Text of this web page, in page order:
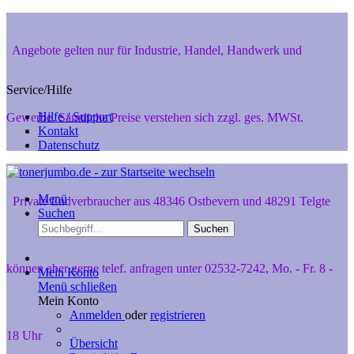
Angebote gelten nur für Industrie, Handel, Handwerk und
Gewerbe. Sämtliche Preise verstehen sich zzgl. ges. MWSt.
Private Endverbraucher aus 48346 Ostbevern und 48291 Telgte
können aber gerne telef. anfragen unter 02532-7242, Mo. - Fr. 8 -
18 Uhr
Service/Hilfe
Hilfe / Support
Kontakt
Datenschutz
Menü
Suchen
Suchen
Mein Konto
Menü schließen
Mein Konto
Anmelden oderregistrieren
Übersicht